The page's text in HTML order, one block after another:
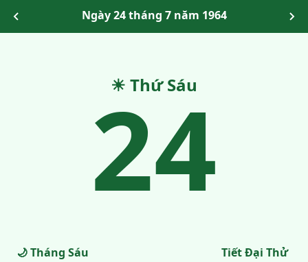
Ngày 24 tháng 7 năm 1964
☀ Thứ Sáu
24
🌙 Tháng Sáu
Tiết Đại Thử